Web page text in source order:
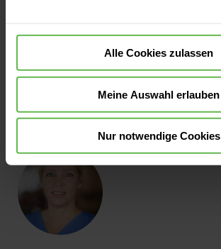
Alle Cookies zulassen
Meine Auswahl erlauben
Nur notwendige Cookies
Ivonne Stricker
Stationsleitung Station 5